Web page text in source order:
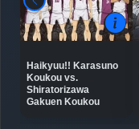
Haikyuu!! Karasuno
Koukou vs.
Shiratorizawa
Gakuen Koukou